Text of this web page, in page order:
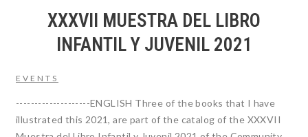
XXXVII MUESTRA DEL LIBRO
INFANTIL Y JUVENIL 2021
EVENTS
--------------------ENGLISH Three of the books that I have
illustrated this 2021, are part of the catalog of the XXXVII